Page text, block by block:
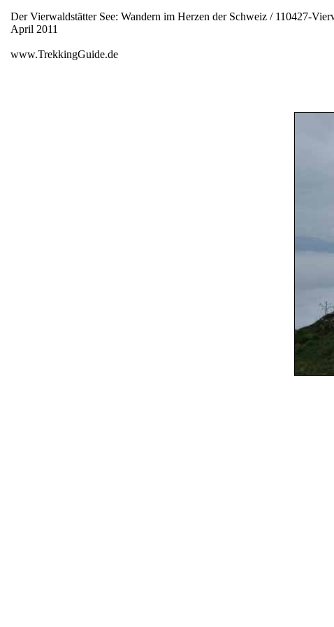
Der Vierwaldstätter See: Wandern im Herzen der Schweiz / 110427-
April 2011
www.TrekkingGuide.de